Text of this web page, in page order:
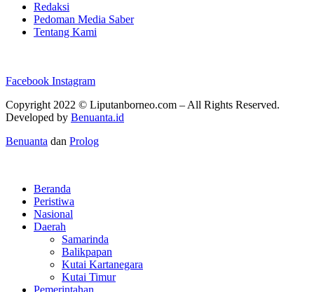
Redaksi
Pedoman Media Saber
Tentang Kami
Facebook Instagram
Copyright 2022 © Liputanborneo.com – All Rights Reserved.
Developed by Benuanta.id
Benuanta dan Prolog
Beranda
Peristiwa
Nasional
Daerah
Samarinda
Balikpapan
Kutai Kartanegara
Kutai Timur